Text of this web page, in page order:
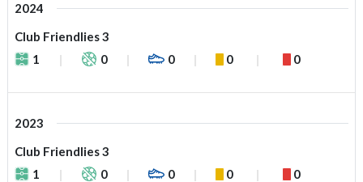
2024
Club Friendlies 3
1
0 0 0 0
2023
Club Friendlies 3
1
0 0 0 0